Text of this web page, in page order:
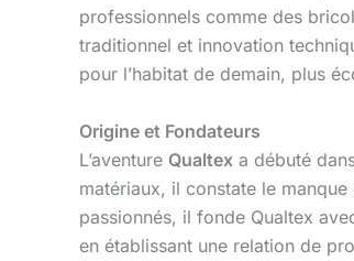
professionnels comme des
traditionnel et innovation
pour l’habitat de demain, plus
Origine et Fondateurs
L’aventure Qualtex a débuté
matériaux, il constate le
passionnés, il fonde Qualtex
en établissant une relation de